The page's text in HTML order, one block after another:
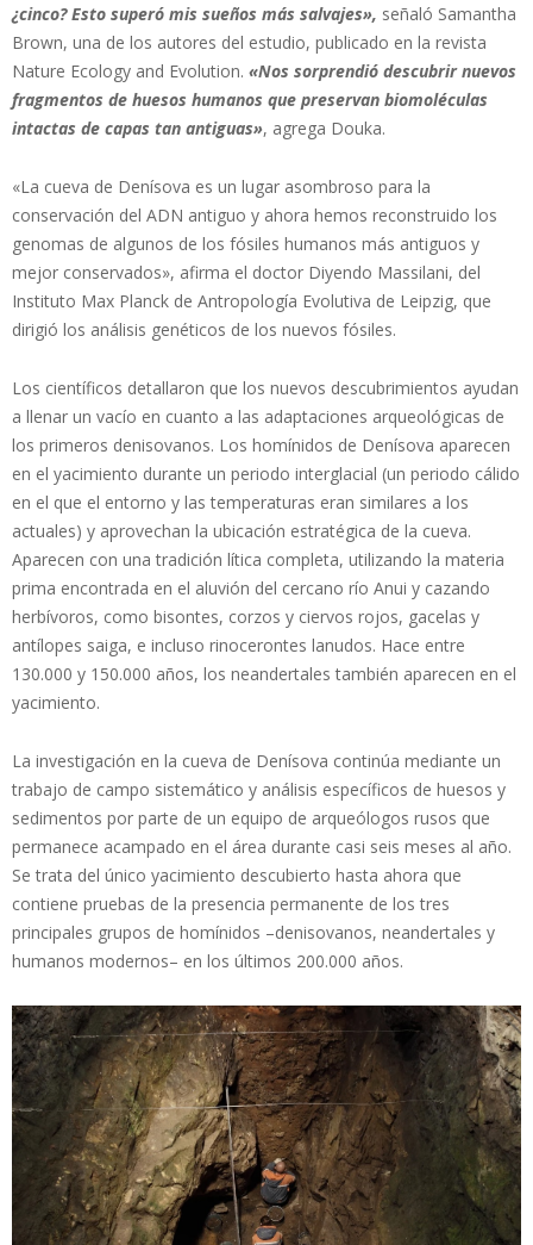
¿cinco? Esto superó mis sueños más salvajes», señaló Samantha
Brown, una de los autores del estudio, publicado en la revista
Nature Ecology and Evolution. «Nos sorprendió descubrir nuevos
fragmentos de huesos humanos que preservan biomoléculas
intactas de capas tan antiguas», agrega Douka.
«La cueva de Denísova es un lugar asombroso para la
conservación del ADN antiguo y ahora hemos reconstruido los
genomas de algunos de los fósiles humanos más antiguos y
mejor conservados», afirma el doctor Diyendo Massilani, del
Instituto Max Planck de Antropología Evolutiva de Leipzig, que
dirigió los análisis genéticos de los nuevos fósiles.
Los científicos detallaron que los nuevos descubrimientos ayudan
a llenar un vacío en cuanto a las adaptaciones arqueológicas de
los primeros denisovanos. Los homínidos de Denísova aparecen
en el yacimiento durante un periodo interglacial (un periodo cálido
en el que el entorno y las temperaturas eran similares a los
actuales) y aprovechan la ubicación estratégica de la cueva.
Aparecen con una tradición lítica completa, utilizando la materia
prima encontrada en el aluvión del cercano río Anui y cazando
herbívoros, como bisontes, corzos y ciervos rojos, gacelas y
antílopes saiga, e incluso rinocerontes lanudos. Hace entre
130.000 y 150.000 años, los neandertales también aparecen en el
yacimiento.
La investigación en la cueva de Denísova continúa mediante un
trabajo de campo sistemático y análisis específicos de huesos y
sedimentos por parte de un equipo de arqueólogos rusos que
permanece acampado en el área durante casi seis meses al año.
Se trata del único yacimiento descubierto hasta ahora que
contiene pruebas de la presencia permanente de los tres
principales grupos de homínidos –denisovanos, neandertales y
humanos modernos– en los últimos 200.000 años.